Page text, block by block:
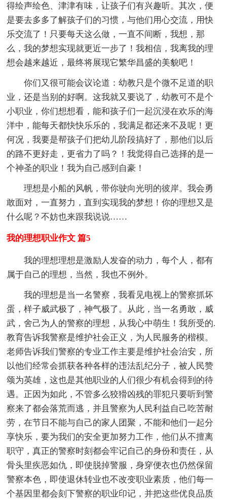
得绘声绘色、津津有味，让孩子们有兴趣听。其次，便
是要去多多了解孩子们的习惯，与他们用心交流，用快
乐交流了！只要每天这么做，一直不间断，我想，那
么，我的梦想实现就更近一步了！我相信，我离我的理
想会越来越近，最终将展现它繁华昌盛的美貌吧！
你们又很可能会议论道：幼教只是个微不足道的职
业，还是当别的好啊。这我就又要说了，幼教可不是个
小职业，你们想想看，能和孩子们一起沉浸在欢乐的海
洋中，能每天都快快乐乐的，我满足都还来不及呢！更
何况，我要是帮孩子们把幼儿阶段搞好了，那他们以后
的路不更好走，更省力了吗？！我觉得自己选择的是一
个神圣的职业！我为自己感到自豪！
理想是小船的风帆，带你驶向光明的彼岸。我会勇
敢面对，一直努力，直到实现我的梦想！你的理想又是
什么呢？不妨也来跟我说说……
我的理想职业作文 篇5
我的理想理想是激励人发奋的动力，每个人，都有
属于自己的理想，当然，我也不例外。
我的理想是当一名警察，我看见电视上的警察抓坏
蛋，样子威武极了，神气极了。从此，当一名勇敢，威
武，舍己为人的警察的理想，从我心中萌生！我所受的.
教育告诉我警察是维护社会正义，为人民服务的楷模。
老师告诉我们警察的专业工作主要是维护社会治安，所
以他们经常会抓获各种各样的违法乱纪分子，被人民赞
颂为英雄，这也是其他职业的人们很少有机会得到的待
遇。正因为如此，不管多么狡猾凶残的罪犯只要听到警
察来了都会落荒而逃，并且警察为人民利益自己吃苦耐
劳，在节日不能与自己的家人团聚，不能和他们一起分
享快乐，要为我们的安全更加努力工作，他们从不擅离
职守，真正的警察时刻都会牢记自己的身份和责任，从
骨头里疾恶如仇，即使脱掉警服，身穿便衣也仍然保留
警察本色，即使退休转业也不改变职业素质，他们每一
个基因里都会刻下警察的职业印记，并把这些优良品质